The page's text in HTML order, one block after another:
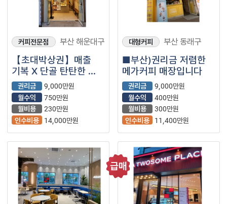
커피전문점 부산 해운대구
【초대박상권】매출
기복 X 단골 탄탄한 ☆
텐퍼센트커피☆
입니다.^^
권리금
9,000만원
월수익
750만원
월비용
230만원
인수비용
14,000만원
대형커피 부산 동래구
■부산)권리금 저렴한
메가커피 매장입니다
권리금
9,000만원
월수익
400만원
월비용
300만원
인수비용
11,400만원